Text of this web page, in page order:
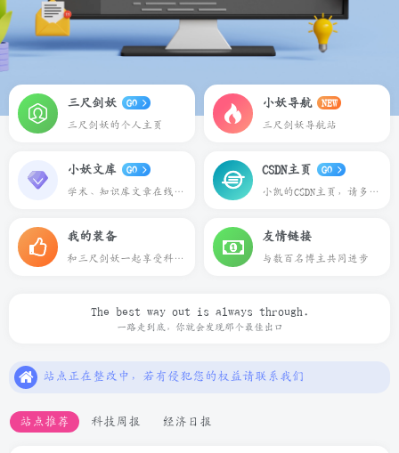
三尺剑妖 GO
三尺剑妖的个人主页
小妖导航 NEW
三尺剑妖导航站
小妖文库 GO
学术、知识库文章在线预览下载
CSDN主页 GO
小凯的CSDN主页，请多多关照
我的装备
和三尺剑妖一起享受科技带来的乐趣
友情链接
与数百名博主共同进步
The best way out is always through.
一路走到底，你就会发现那个最佳出口
站点正在整改中，若有侵犯您的权益请联系我们
站点推荐 科技周报 经济日报